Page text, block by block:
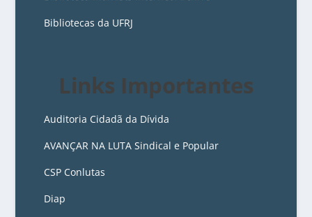
Bibliotecas da UFRJ
Links Importantes
Auditoria Cidadã da Dívida
AVANÇAR NA LUTA Sindical e Popular
CSP Conlutas
Diap